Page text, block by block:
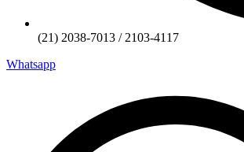
(21) 2038-7013 / 2103-4117
Whatsapp